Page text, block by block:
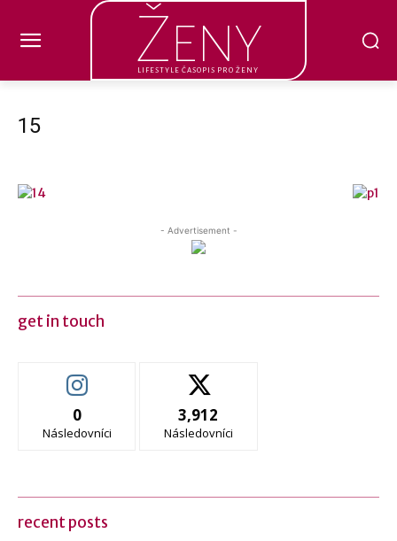
Ženy
LIFESTYLE ČASOPIS PRO ŽENY
15
- Advertisement -
get in touch
0
Následovníci
3,912
Následovníci
recent posts